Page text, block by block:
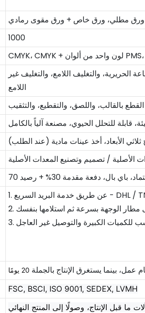
ورق مطلي، ورق خاص + ورق مقوى رمادي
1000
الحريرية، والتغليف اللامع، والتغليف غير
اللامع
القطع بالقالب، واللصق، والتقطيع، والتثقيب
قابلة للتحلل الحيوي، مصنعة آلياً بالكامل
ثلاثي الأبعاد، أخذ عينات مادية (عند الطلب)
الأصلية / تصميم وتصنيع المعدات الأصلية
FSC, BSCI, ISO 9001, SEDEX, LVMH